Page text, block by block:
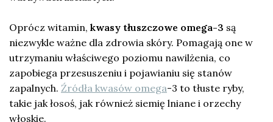
Oprócz witamin, kwasy tłuszczowe omega-3 są
niezwykle ważne dla zdrowia skóry. Pomagają one w
utrzymaniu właściwego poziomu nawilżenia, co
zapobiega przesuszeniu i pojawianiu się stanów
zapalnych. Źródła kwasów omega-3 to tłuste ryby,
takie jak łosoś, jak również siemię lniane i orzechy
włoskie.